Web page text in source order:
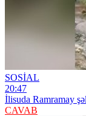
SOSİAL
20:47
İlisuda Ramramay
CAVAB